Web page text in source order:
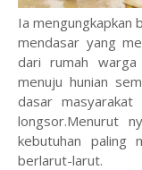
Ia mengungkapkan
mendasar yang
dari rumah
menuju hunian
dasar
longsor.Menurut
kebutuhan paling
berlarut-larut.